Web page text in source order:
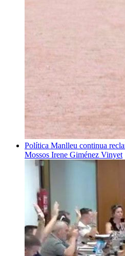
Política Manlleu continua
Mossos Irene Giménez Vinyet